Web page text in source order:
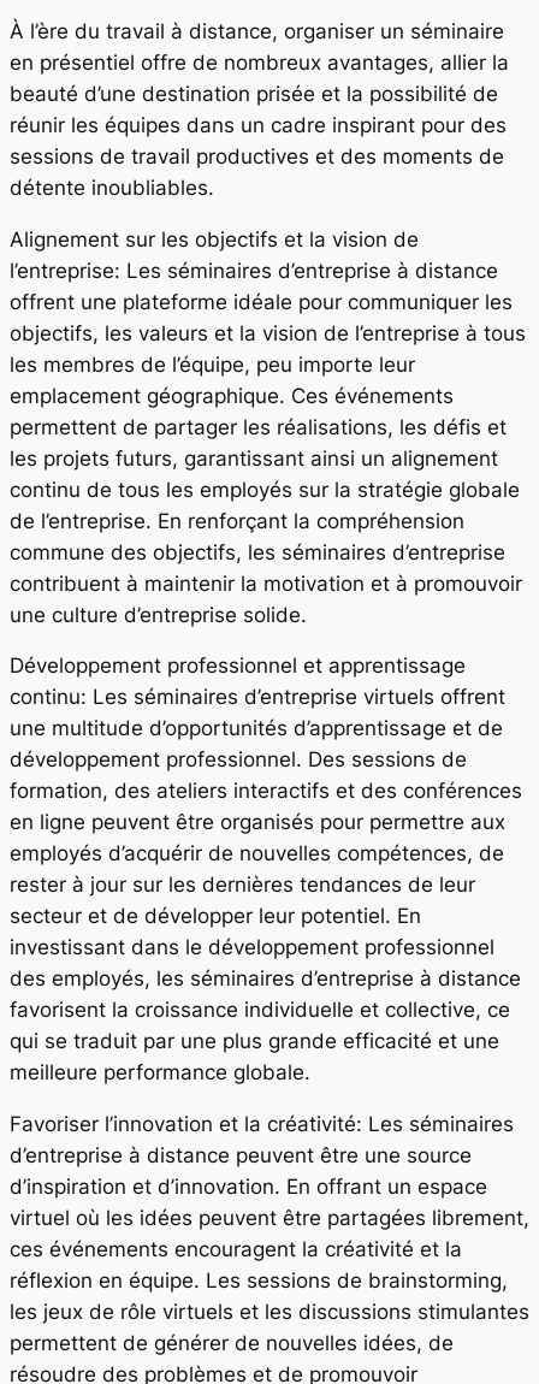
À l’ère du travail à distance, organiser un séminaire
en présentiel offre de nombreux avantages, allier la
beauté d’une destination prisée et la possibilité de
réunir les équipes dans un cadre inspirant pour des
sessions de travail productives et des moments de
détente inoubliables.
Alignement sur les objectifs et la vision de
l’entreprise: Les séminaires d’entreprise à distance
offrent une plateforme idéale pour communiquer les
objectifs, les valeurs et la vision de l’entreprise à tous
les membres de l’équipe, peu importe leur
emplacement géographique. Ces événements
permettent de partager les réalisations, les défis et
les projets futurs, garantissant ainsi un alignement
continu de tous les employés sur la stratégie globale
de l’entreprise. En renforçant la compréhension
commune des objectifs, les séminaires d’entreprise
contribuent à maintenir la motivation et à promouvoir
une culture d’entreprise solide.
Développement professionnel et apprentissage
continu: Les séminaires d’entreprise virtuels offrent
une multitude d’opportunités d’apprentissage et de
développement professionnel. Des sessions de
formation, des ateliers interactifs et des conférences
en ligne peuvent être organisés pour permettre aux
employés d’acquérir de nouvelles compétences, de
rester à jour sur les dernières tendances de leur
secteur et de développer leur potentiel. En
investissant dans le développement professionnel
des employés, les séminaires d’entreprise à distance
favorisent la croissance individuelle et collective, ce
qui se traduit par une plus grande efficacité et une
meilleure performance globale.
Favoriser l’innovation et la créativité: Les séminaires
d’entreprise à distance peuvent être une source
d’inspiration et d’innovation. En offrant un espace
virtuel où les idées peuvent être partagées librement,
ces événements encouragent la créativité et la
réflexion en équipe. Les sessions de brainstorming,
les jeux de rôle virtuels et les discussions stimulantes
permettent de générer de nouvelles idées, de
résoudre des problèmes et de promouvoir